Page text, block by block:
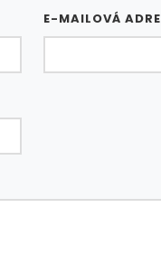
E-MAILOVÁ